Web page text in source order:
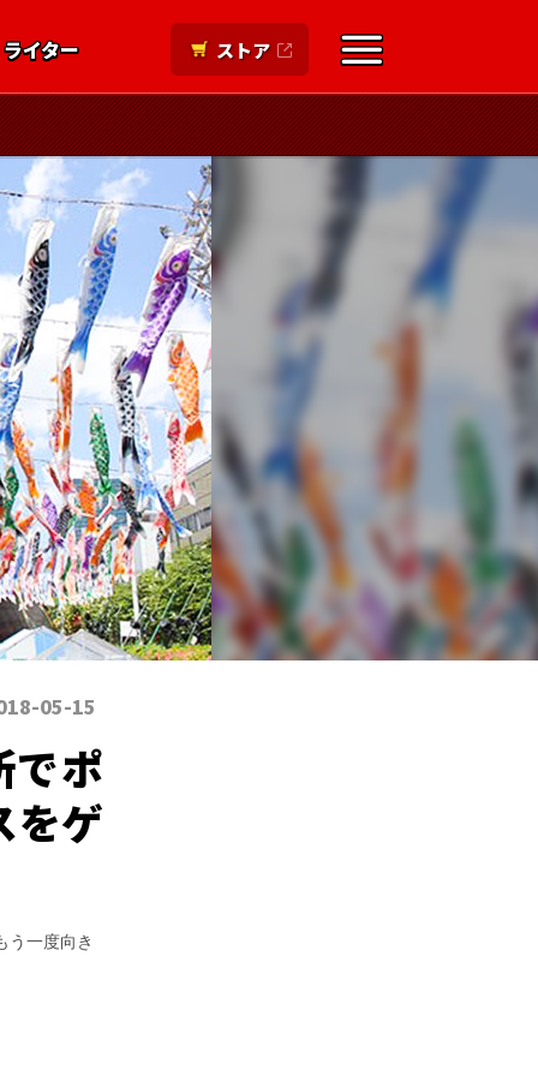
ライター ストア
05-15
でポ
をゲ
一度向き